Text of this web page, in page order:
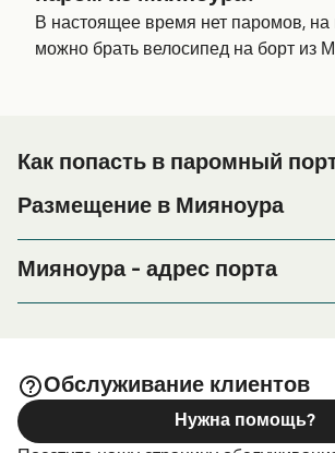
В настоящее время нет паромов, на
можно брать велосипед на борт из
Как попасть в паромный
Размещение в Мияноура
или его окрестностях перед или
или если вы ищете вариант
Мияноура - адрес порта
Обслуживание клиентов
Нужна помощь?